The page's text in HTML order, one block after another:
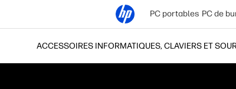
PC portables PC de
ACCESSOIRES INFORMATIQUES, CLAVIERS ET